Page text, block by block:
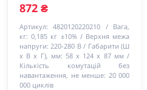
872 ₴
Артикул: 4820120220210
Вага,
кг: 0,185 кг ±10%
Верхня межа
напруги: 220-280 В
Габарити (Ш
х В х Г), мм: 58 х 124 х 87 мм
Кількість комутацій без
навантаження, не менше: 20 000
000 циклів